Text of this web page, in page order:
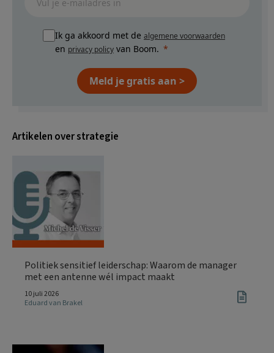
Ik ga akkoord met de algemene voorwaarden
en privacy policy van Boom.
Meld je gratis aan >
Artikelen over strategie
Politiek sensitief leiderschap: Waarom de manager
met een antenne wél impact maakt
10 juli 2026
Eduard van Brakel